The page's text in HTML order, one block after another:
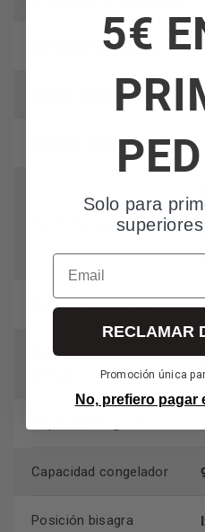
Congelación rápida
Alarma acústica apertura
Pantalla interior Led
Funciones pantalla
Control electrónico
Consumo anual de
Capacidad congelador
Posición bisagra
5€
Solo para
Email
RECLAMAR
Promoción única
No, prefiero pagar